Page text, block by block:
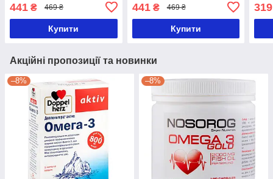
441 ₴ 469 ₴
Купити
441₴ 469 ₴
Купити
319
Акційні пропозиції та новинки
–8% –8%